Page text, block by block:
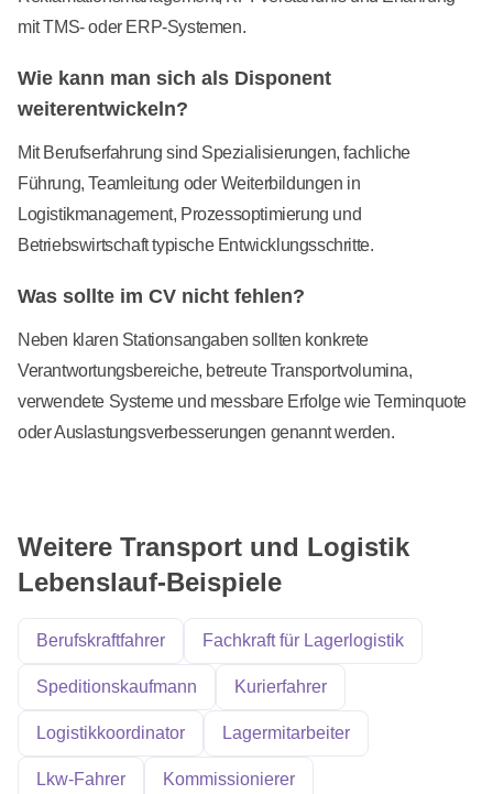
mit TMS- oder ERP-Systemen.
Wie kann man sich als Disponent
weiterentwickeln?
Mit Berufserfahrung sind Spezialisierungen, fachliche
Führung, Teamleitung oder Weiterbildungen in
Logistikmanagement, Prozessoptimierung und
Betriebswirtschaft typische Entwicklungsschritte.
Was sollte im CV nicht fehlen?
Neben klaren Stationsangaben sollten konkrete
Verantwortungsbereiche, betreute Transportvolumina,
verwendete Systeme und messbare Erfolge wie Terminquote
oder Auslastungsverbesserungen genannt werden.
Weitere Transport und Logistik
Lebenslauf-Beispiele
Berufskraftfahrer Fachkraft für Lagerlogistik
Speditionskaufmann Kurierfahrer
Logistikkoordinator Lagermitarbeiter
Lkw-Fahrer Kommissionierer